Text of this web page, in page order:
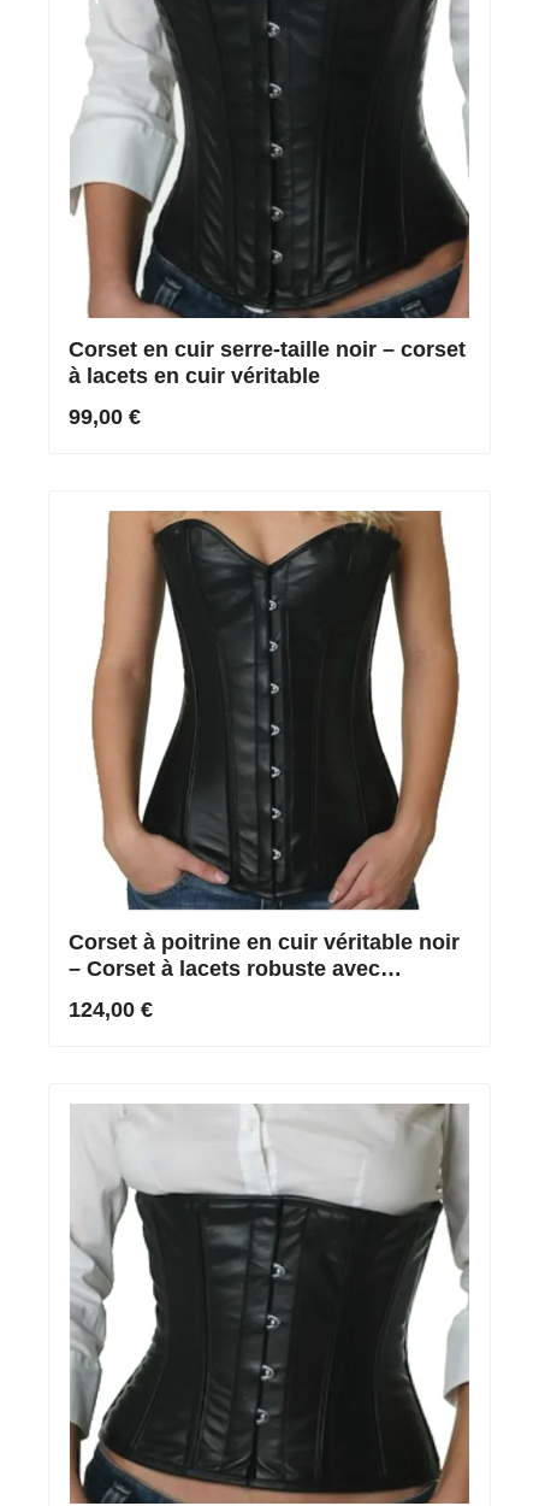
Corset en cuir serre-taille noir – corset
à lacets en cuir véritable
99,00 €
Corset à poitrine en cuir véritable noir
– Corset à lacets robuste avec
124,00 €